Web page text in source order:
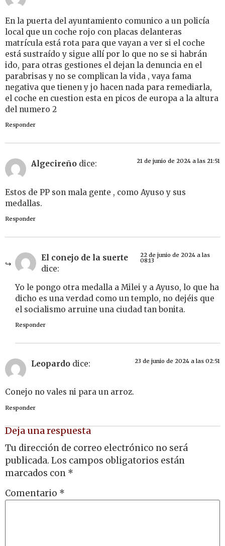
En la puerta del ayuntamiento comunico a un policía
local que un coche rojo con placas delanteras
matrícula está rota para que vayan a ver si el coche
está sustraído y sigue allí por lo que no se si habrán
ido, para otras gestiones el dejan la denuncia en el
parabrisas y no se complican la vida , vaya fama
negativa que tienen y jo hacen nada para remediarla,
el coche en cuestion esta en picos de europa a la altura
del numero 2
Responder
Algecireño dice: 21 de junio de 2024 a las 21:51
Estos de PP son mala gente , como Ayuso y sus
medallas.
Responder
El conejo de la suerte
dice:
22 de junio de 2024 a las
08:13
Yo le pongo otra medalla a Milei y a Ayuso, lo que ha
dicho es una verdad como un templo, no dejéis que
el socialismo arruine una ciudad tan bonita.
Responder
Leopardo dice: 23 de junio de 2024 a las 02:51
Conejo no vales ni para un arroz.
Responder
Deja una respuesta
Tu dirección de correo electrónico no será
publicada. Los campos obligatorios están
marcados con *
Comentario *